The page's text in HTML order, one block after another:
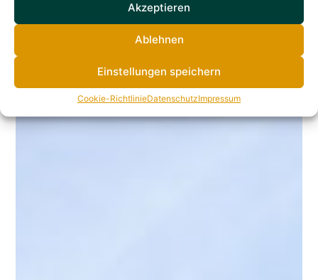
Akzeptieren
Ablehnen
Einstellungen speichern
Cookie-RichtlinieDatenschutzImpressum